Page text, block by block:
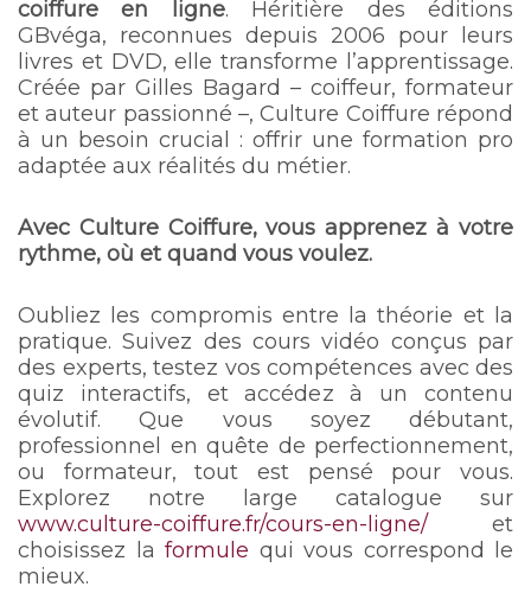
coiffure en ligne. Héritière des éditions
GBvéga, reconnues depuis 2006 pour leurs
livres et DVD, elle transforme l’apprentissage.
Créée par Gilles Bagard – coiffeur, formateur
et auteur passionné –, Culture Coiffure répond
à un besoin crucial : offrir une formation pro
adaptée aux réalités du métier.
Avec Culture Coiffure, vous apprenez à votre
rythme, où et quand vous voulez.
Oubliez les compromis entre la théorie et la
pratique. Suivez des cours vidéo conçus par
des experts, testez vos compétences avec des
quiz interactifs, et accédez à un contenu
évolutif. Que vous soyez débutant,
professionnel en quête de perfectionnement,
ou formateur, tout est pensé pour vous.
Explorez notre large catalogue sur
www.culture-coiffure.fr/cours-en-ligne/ et
choisissez la formule qui vous correspond le
mieux.